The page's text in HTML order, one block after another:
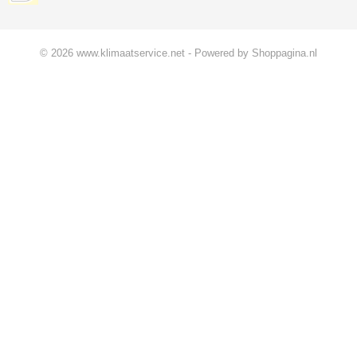
© 2026 www.klimaatservice.net - Powered by Shoppagina.nl